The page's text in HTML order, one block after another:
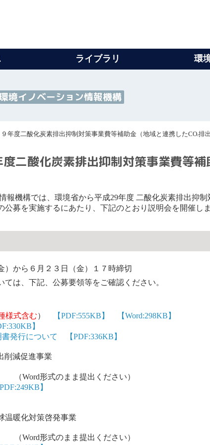
ライブラリ 環
境イノベーション情報機構
年度二酸化炭素排出抑制対策事業費等補助金（地域と連携したCO2排
二酸化炭素排出抑制対策事業費等
機構では、環境省から平成29年度 二酸化炭素排出抑
募を実施するにあたり、下記のとおり説明会を開催し
から６月２３日（金）１７時締切
は、下記、公募要領等をご確認ください。
様式含む） 【PDF:555KB】
【Word:298KB】
】
発行について 【PDF:336KB】
削減促進事業
（Word形式のまま提出ください）
】
温暖化対策啓発事業
（Word形式のまま提出ください）